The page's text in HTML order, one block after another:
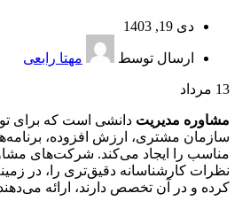
دی 19, 1403
ارسال توسط مهتا رابعی
13 مرداد
مشاوره مدیریت دانشی است که برای
سازمان‌ مشتری، ارزش افزوده،
مناسب را ایجاد می‌کند. شرکت‌های
نظرات کارشناسانه دقیق‌تری را، در
کرده‌ و در آن تخصص دارند، ارائه